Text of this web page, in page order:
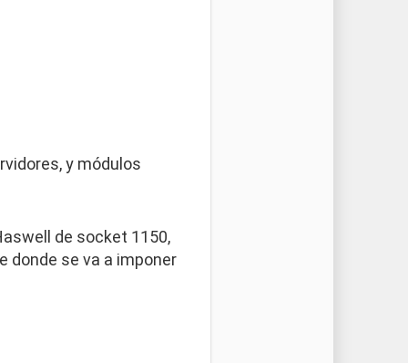
y módulos
de socket 1150,
donde se va a imponer